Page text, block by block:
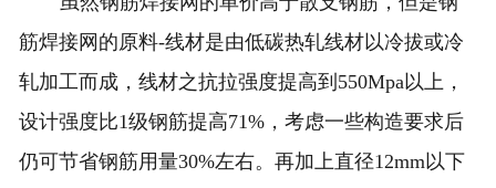
工程案例
联系我们
地区分站
筋焊接网的原料-线材是由低碳热轧线材以冷拔或冷
轧加工而成，线材之抗拉强度提高到550Mpa以上，
设计强度比1级钢筋提高71%，考虑一些构造要求后
仍可节省钢筋用量30%左右。再加上直径12mm以下